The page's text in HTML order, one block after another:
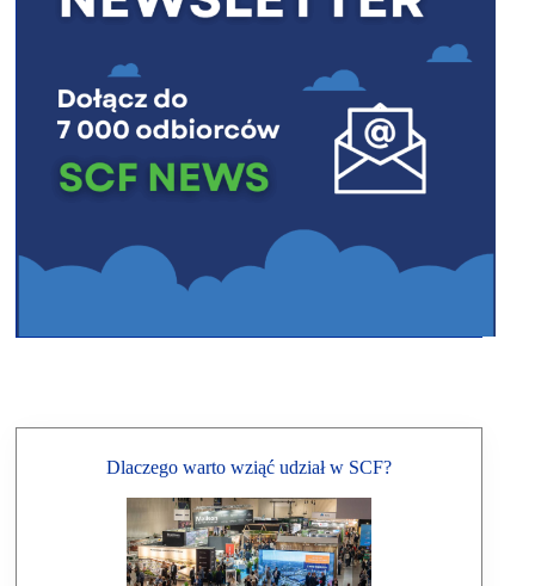
Dlaczego warto wziąć udział w SCF?